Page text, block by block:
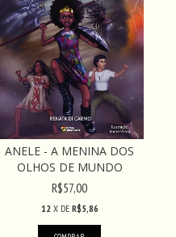
ANELE - A MENINA DOS
OLHOS DE MUNDO
R$57,00
12 X DE R$5,86